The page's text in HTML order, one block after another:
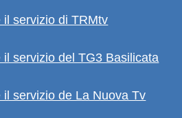
servizio di TRMtv
servizio del TG3 Basilicata
servizio de La Nuova Tv